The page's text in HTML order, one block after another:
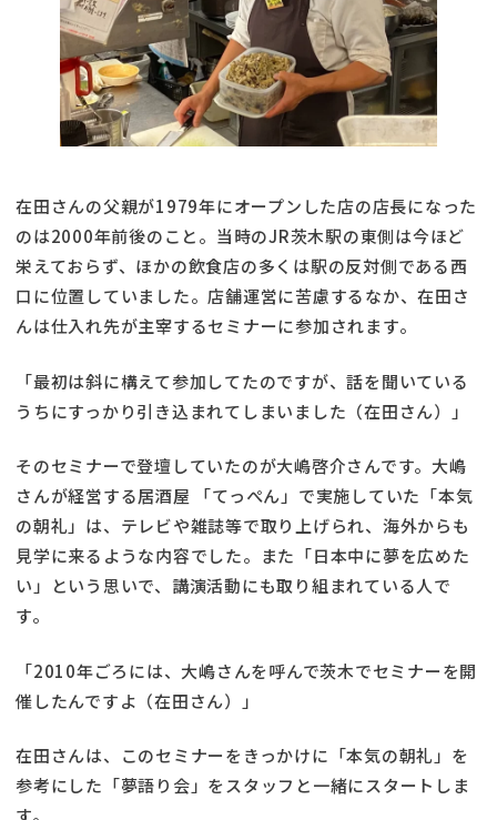
在田さんの父親が1979年にオープンした店の店長になった
のは2000年前後のこと。当時のJR茨木駅の東側は今ほど
栄えておらず、ほかの飲食店の多くは駅の反対側である西
口に位置していました。店舗運営に苦慮するなか、在田さ
んは仕入れ先が主宰するセミナーに参加されます。
「最初は斜に構えて参加してたのですが、話を聞いている
うちにすっかり引き込まれてしまいました（在田さん）」
そのセミナーで登壇していたのが大嶋啓介さんです。大嶋
さんが経営する居酒屋 「てっぺん」で実施していた「本気
の朝礼」は、テレビや雑誌等で取り上げられ、海外からも
見学に来るような内容でした。また「日本中に夢を広めた
い」という思いで、講演活動にも取り組まれている人で
す。
「2010年ごろには、大嶋さんを呼んで茨木でセミナーを開
催したんですよ（在田さん）」
在田さんは、このセミナーをきっかけに「本気の朝礼」を
参考にした「夢語り会」をスタッフと一緒にスタートしま